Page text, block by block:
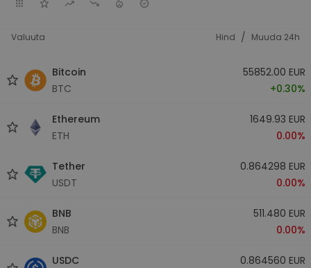
Valuuta Hind / Muuda 24h
Bitcoin
BTC
55852.00 EUR
+0.30%
Ethereum
ETH
1649.93 EUR
0.00%
Tether
USDT
0.864298 EUR
0.00%
BNB
BNB
511.480 EUR
0.00%
USDC
0.864560 EUR